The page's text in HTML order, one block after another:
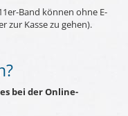
Band können ohne E-
zur Kasse zu gehen).
bei der Online-